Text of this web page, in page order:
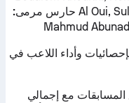
Al Oui, حارس مرمى:
Mahmud
وأداء اللاعب في
مع إجمالي